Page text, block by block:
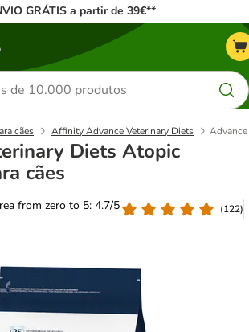
GRÁTIS a partir de 39€**
cães Affinity Advance Veterinary Diets
Diets Atopic
cães
from zero to 5: 4.7/5
(122)